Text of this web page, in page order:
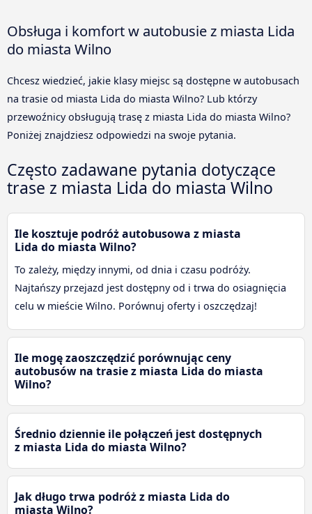
Obsługa i komfort w autobusie z miasta Lida
do miasta Wilno
Chcesz wiedzieć, jakie klasy miejsc są dostępne w autobusach
na trasie od miasta Lida do miasta Wilno? Lub którzy
przewoźnicy obsługują trasę z miasta Lida do miasta Wilno?
Poniżej znajdziesz odpowiedzi na swoje pytania.
Często zadawane pytania dotyczące
trase z miasta Lida do miasta Wilno
Ile kosztuje podróż autobusowa z miasta
Lida do miasta Wilno?
To zależy, między innymi, od dnia i czasu podróży.
Najtańszy przejazd jest dostępny od i trwa do osiagnięcia
celu w mieście Wilno. Porównuj oferty i oszczędzaj!
Ile mogę zaoszczędzić porównując ceny
autobusów na trasie z miasta Lida do miasta
Wilno?
Średnio dziennie ile połączeń jest dostępnych
z miasta Lida do miasta Wilno?
Jak długo trwa podróż z miasta Lida do
miasta Wilno?